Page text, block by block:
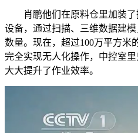
肖鹏他们在原料仓里加装了
设备，通过扫描、三维数据建
数量。现在，超过100万平方米
完全实现无人化操作，中控室里
大大提升了作业效率。